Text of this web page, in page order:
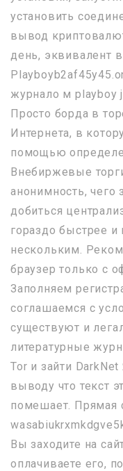
установить
вывод
день, эквивалент
журнало м playboy
Просто борда в
Интернета, в
помощью
Внебиржевые
анонимность,
добиться
гораздо быстрее
нескольким.
браузер только с
Заполняем
соглашаемся с
существуют и
литературные
Tor и зайти
выводу что текст
помешает. Прямая
Вы заходите на
оплачиваете его,